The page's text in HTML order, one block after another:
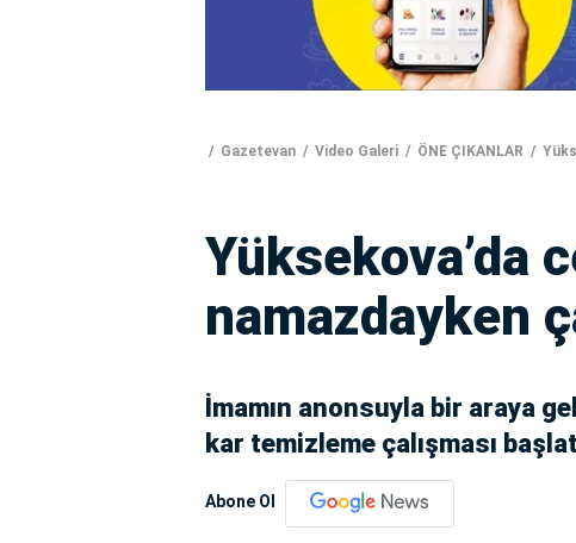
Gazetevan Video Galeri ÖNE ÇIKANLAR
Yüksekova’da
namazdayken
İmamın anonsuyla bir araya
kar temizleme çalışması
Abone Ol